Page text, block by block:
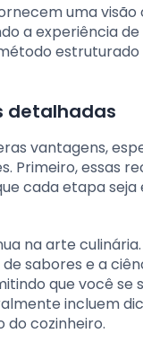
uma
a experiência
detalhadas
vantagens,
Primeiro, essas
cada etapa
na arte
sabores e a
que você
incluem
do cozinheiro.